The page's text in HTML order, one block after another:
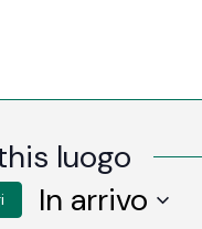
luogo
In arrivo